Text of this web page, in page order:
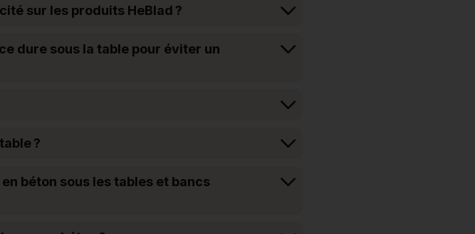
sur les produits HeBlad ?
dure sous la table pour éviter un
?
béton sous les tables et bancs